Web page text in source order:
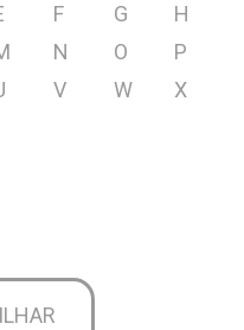
F G
H
N O
P
V W
X